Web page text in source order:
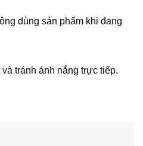
dùng sản phẩm khi đang
tránh ánh nắng trực tiếp.